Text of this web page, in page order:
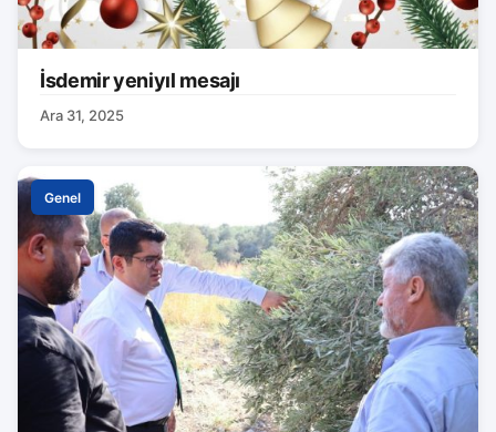
İsdemir yeniyıl mesajı
Ara 31, 2025
Genel